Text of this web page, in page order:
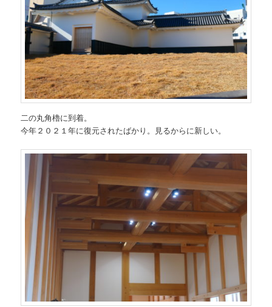
二の丸角櫓に到着。
今年２０２１年に復元されたばかり。見るからに新しい。